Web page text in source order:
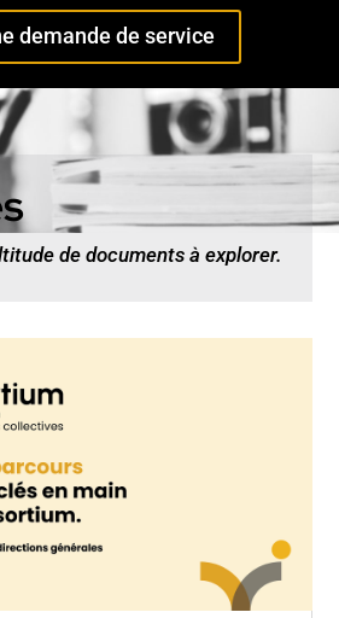
demande de service
de documents à explorer.